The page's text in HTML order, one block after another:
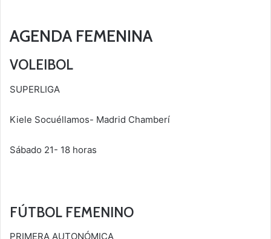
AGENDA FEMENINA
VOLEIBOL
SUPERLIGA
Kiele Socuéllamos- Madrid Chamberí
Sábado 21- 18 horas
FÚTBOL FEMENINO
PRIMERA AUTONÓMICA